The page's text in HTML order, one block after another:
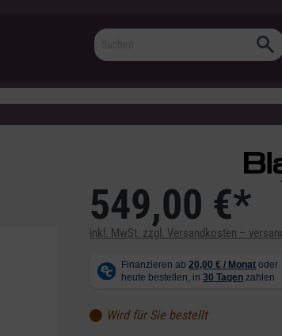
549,00 €*
inkl. MwSt. zzgl. Versandkosten –
Wird für Sie bestellt